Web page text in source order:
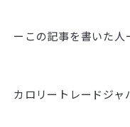
ーこの記事を書いた人
カロリートレードジ